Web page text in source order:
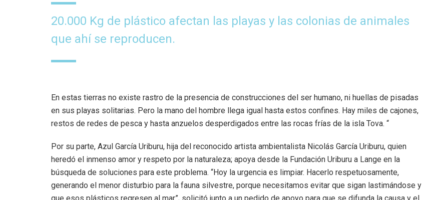
20.000 Kg de plástico afectan las playas y las colonias de animales
que ahí se reproducen.
En estas tierras no existe rastro de la presencia de construcciones del ser humano, ni huellas de pisadas
en sus playas solitarias. Pero la mano del hombre llega igual hasta estos confines. Hay miles de cajones,
restos de redes de pesca y hasta anzuelos desperdigados entre las rocas frías de la isla Tova. “
Por su parte, Azul García Uriburu, hija del reconocido artista ambientalista Nicolás García Uriburu, quien
heredó el inmenso amor y respeto por la naturaleza; apoya desde la Fundación Uriburu a Lange en la
búsqueda de soluciones para este problema. “Hoy la urgencia es limpiar. Hacerlo respetuosamente,
generando el menor disturbio para la fauna silvestre, porque necesitamos evitar que sigan lastimándose y